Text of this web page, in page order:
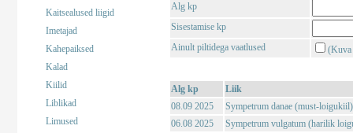
Kaitsealused liigid
Imetajad
Kahepaiksed
Kalad
Kiilid
Liblikad
Limused
Alg kp
Sisestamise kp
Ainult piltidega vaatlused
(Kuva
Alg kp
Liik
08.09 2025
Sympetrum danae (must-loigukiil)
06.08 2025
Sympetrum vulgatum (harilik